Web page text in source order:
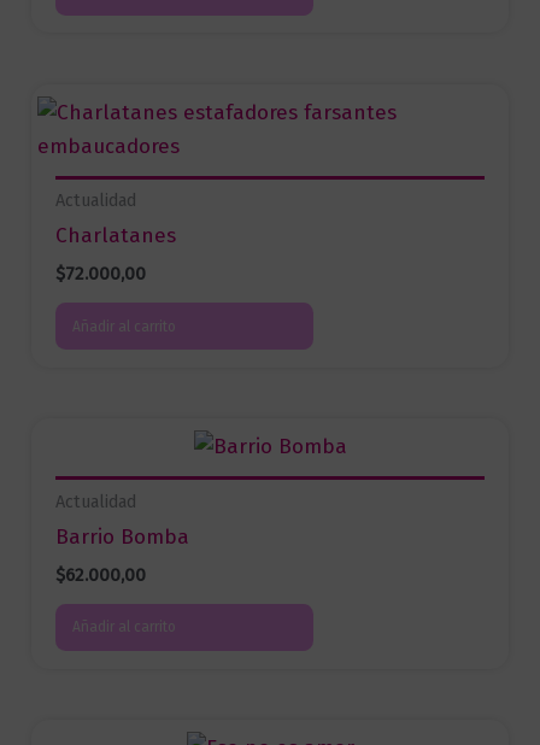
Actualidad
Charlatanes
$72.000,00
Añadir al carrito
Actualidad
Barrio Bomba
$62.000,00
Añadir al carrito